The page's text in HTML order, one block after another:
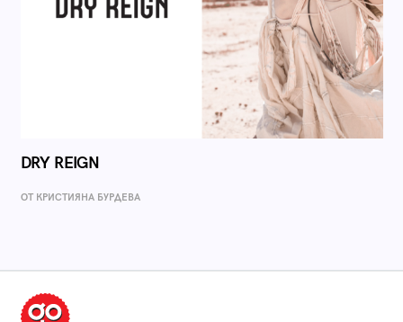
DRY REIGN
ОТ КРИСТИЯНА БУРДЕВА